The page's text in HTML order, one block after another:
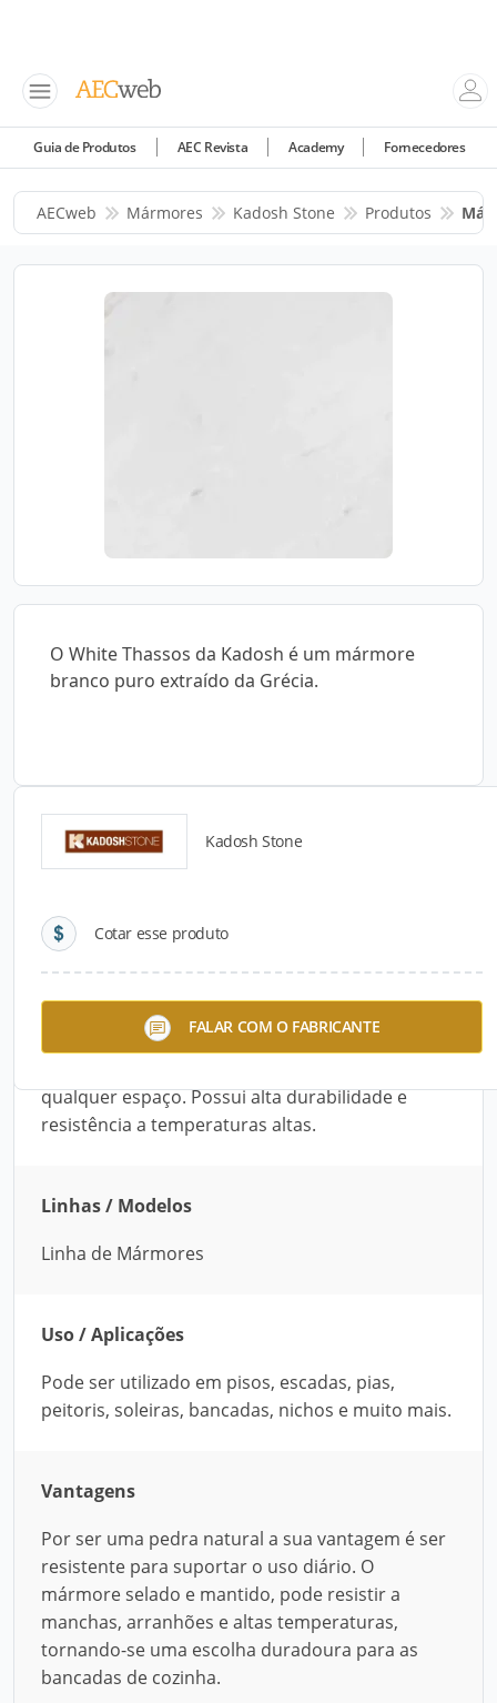
Guia de Produtos AEC Revista Academy Fornecedores
AECweb Mármores Kadosh Stone Produtos
O White Thassos da Kadosh é um mármore
branco puro extraído da Grécia.
Kadosh Stone
Cotar esse produto
FALAR COM O FABRICANTE
Detalhes do produto
Descrição do Produto
O White Thassos da Kadosh é um mármore
branco puro extraído da Grécia. Além disso, sua
qualquer espaço. Possui alta durabilidade e
resistência a temperaturas altas.
Linhas / Modelos
Linha de Mármores
Uso / Aplicações
Pode ser utilizado em pisos, escadas, pias,
peitoris, soleiras, bancadas, nichos e muito mais.
Vantagens
Por ser uma pedra natural a sua vantagem é ser
resistente para suportar o uso diário. O
mármore selado e mantido, pode resistir a
manchas, arranhões e altas temperaturas,
tornando-se uma escolha duradoura para as
bancadas de cozinha.